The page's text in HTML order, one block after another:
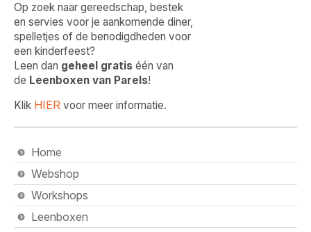
Op zoek naar gereedschap, bestek
en servies voor je aankomende diner,
spelletjes of de benodigdheden voor
een kinderfeest?
Leen dan geheel gratis één van
de Leenboxen van Parels!
Klik HIER voor meer informatie.
Home
Webshop
Workshops
Leenboxen